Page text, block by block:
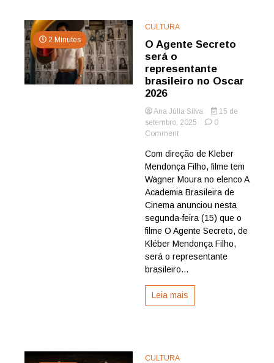
2 Minutes
CULTURA
O Agente Secreto
será o
representante
brasileiro no Oscar
2026
Ana Júlia Silva
15 de
setembro, 2025
0
Commenton
Agente
Secreto
será
brasileiro
no
Oscar
2026
Com direção de Kleber
Mendonça Filho, filme tem
Wagner Moura no elenco A
Academia Brasileira de
Cinema anunciou nesta
segunda-feira (15) que o
filme O Agente Secreto, de
Kléber Mendonça Filho,
será o representante
brasileiro...
Leia mais
CULTURA